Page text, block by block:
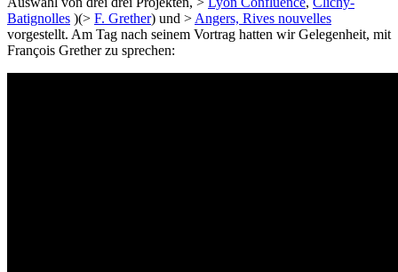
Batignolles )(> F. Grether) und > Angers, Rives nouvelles
vorgestellt. Am Tag nach seinem Vortrag hatten wir Gelegenheit, mit
François Grether zu sprechen: